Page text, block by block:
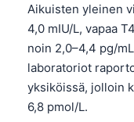
Aikuisten yleinen
4,0 mIU/L, vapaa
noin 2,0–4,4 pg/
laboratoriot
yksiköissä, jolloin
6,8 pmol/L.